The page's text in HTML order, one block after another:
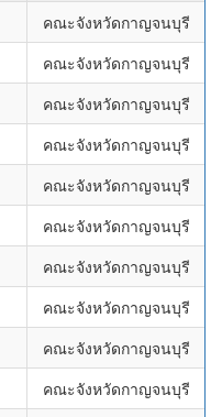
คณะจังหวัดกาญจนบุรี
คณะจังหวัดกาญจนบุรี
คณะจังหวัดกาญจนบุรี
คณะจังหวัดกาญจนบุรี
คณะจังหวัดกาญจนบุรี
คณะจังหวัดกาญจนบุรี
คณะจังหวัดกาญจนบุรี
คณะจังหวัดกาญจนบุรี
คณะจังหวัดกาญจนบุรี
คณะจังหวัดกาญจนบุรี